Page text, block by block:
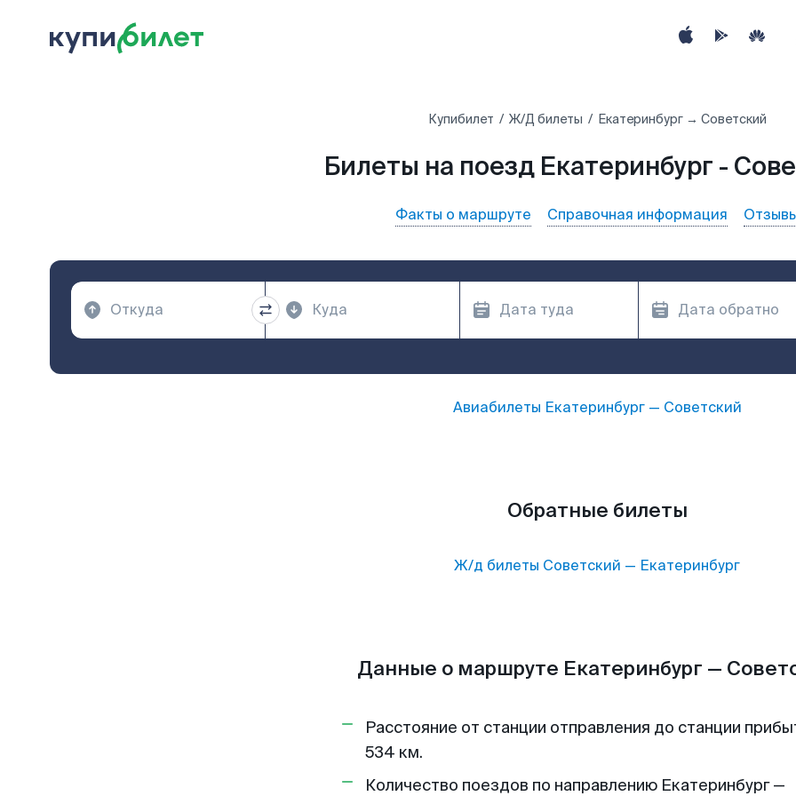
Купибилет Ж/Д билеты Екатеринбург → Советский
Билеты на поезд Екатеринбург -
Факты о маршруте Справочная информация
Авиабилеты Екатеринбург— Советский
Обратные билеты
Ж/д билеты Советский — Екатеринбург
Данные о маршруте Екатеринбург —
Расстояние от станции отправления до станции
534 км.
Количество поездов по направлению Екатеринбург —